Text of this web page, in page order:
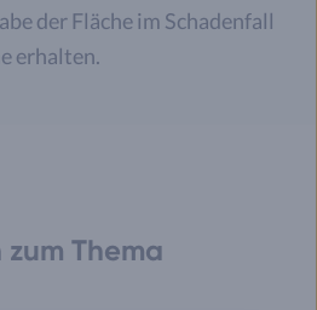
der Fläche im Schadenfall
erhalten.
Thema